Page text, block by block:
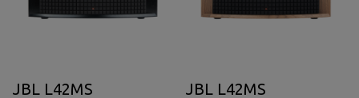
JBL L42MS
JBL L42MS